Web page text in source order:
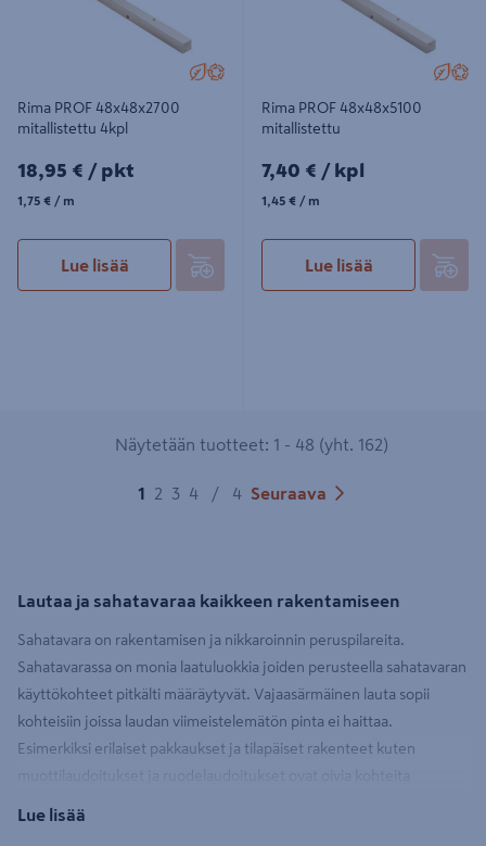
Rima PROF 48x48x2700
mitallistettu 4kpl
18,95€/pkt
18,95 € / pkt
1,75€/m
1,75 € / m
Lue lisää
Rima PROF 48x48x5100
mitallistettu
7,40€/kpl
7,40 € / kpl
1,45€/m
1,45 € / m
Lue lisää
Näytetään tuotteet: 1 - 48 (yht. 162)
1 2 3 4 / 4 Seuraava
Lautaa ja sahatavaraa kaikkeen rakentamiseen
Sahatavara on rakentamisen ja nikkaroinnin peruspilareita.
Sahatavarassa on monia laatuluokkia joiden perusteella sahatavaran
käyttökohteet pitkälti määräytyvät. Vajaasärmäinen lauta sopii
kohteisiin joissa laudan viimeistelemätön pinta ei haittaa.
Esimerkiksi erilaiset pakkaukset ja tilapäiset rakenteet kuten
Lue lisää